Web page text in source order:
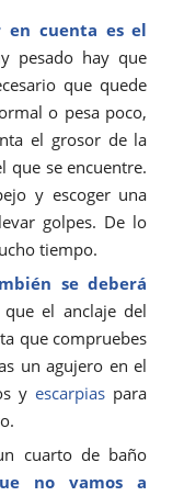
en cuenta es el
pesado hay que
que quede
o pesa poco,
el grosor de la
que se encuentre.
y escoger una
golpes. De lo
tiempo.
se deberá
el anclaje del
que compruebes
un agujero en el
yescarpias para
cuarto de baño
no vamos a